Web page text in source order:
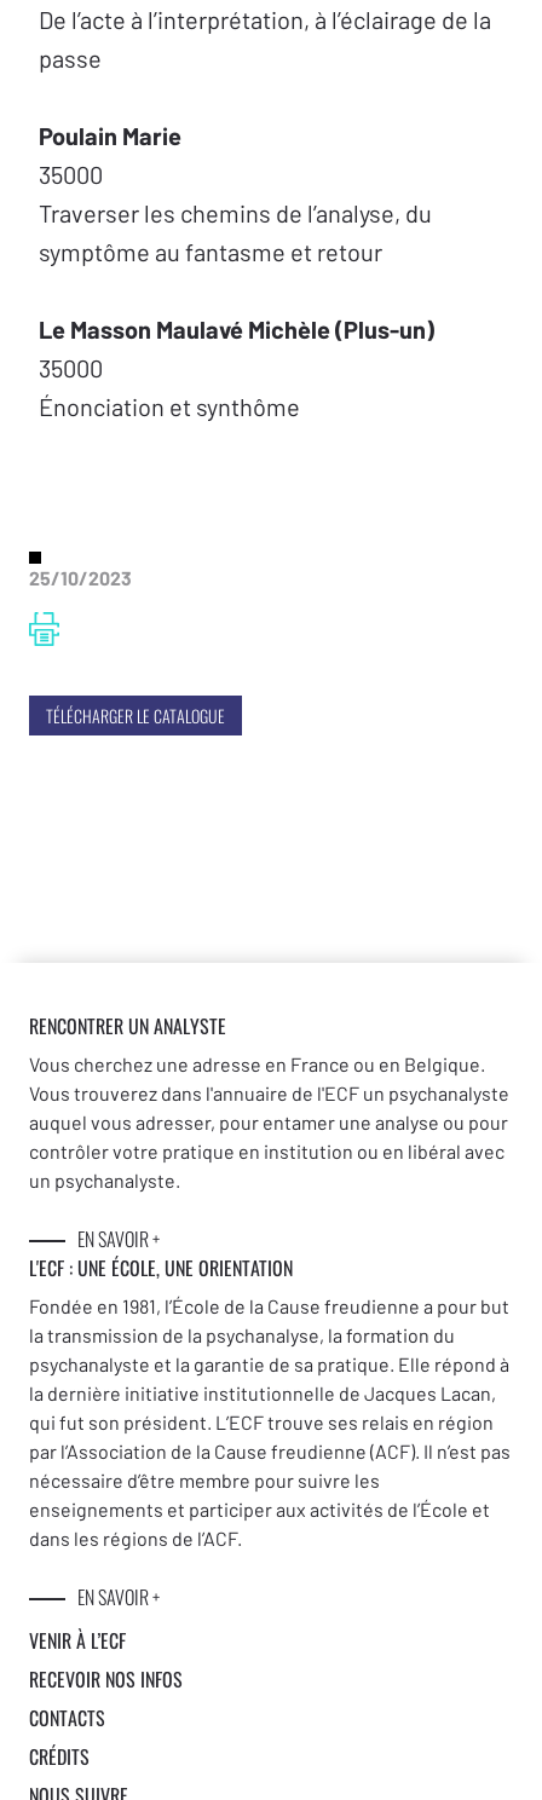
25/10/2023
TÉLÉCHARGER LE CATALOGUE
De l’acte à l’interprétation, à l’éclairage de la
passe
Poulain Marie
35000
Traverser les chemins de l’analyse, du
symptôme au fantasme et retour
Le Masson Maulavé Michèle (Plus-un)
35000
Énonciation et synthôme
RENCONTRER UN ANALYSTE
Vous cherchez une adresse en France ou en Belgique.
Vous trouverez dans l'annuaire de l'ECF un psychanalyste
auquel vous adresser, pour entamer une analyse ou pour
contrôler votre pratique en institution ou en libéral avec
un psychanalyste.
EN SAVOIR +
L'ECF : UNE ÉCOLE, UNE ORIENTATION
Fondée en 1981, l’École de la Cause freudienne a pour but
la transmission de la psychanalyse, la formation du
psychanalyste et la garantie de sa pratique. Elle répond à
la dernière initiative institutionnelle de Jacques Lacan,
qui fut son président. L’ECF trouve ses relais en région
par l’Association de la Cause freudienne (ACF). Il n’est pas
nécessaire d’être membre pour suivre les
enseignements et participer aux activités de l’École et
dans les régions de l’ACF.
EN SAVOIR +
VENIR À L’ECF
RECEVOIR NOS INFOS
CONTACTS
CRÉDITS